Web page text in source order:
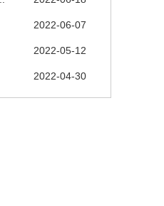
2022-06-07
2022-05-12
2022-04-30